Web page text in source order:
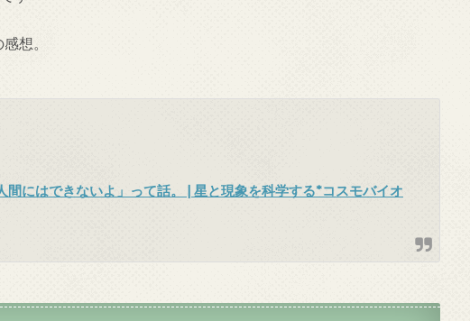
想。
間にはできないよ」って話。 | 星と現象を科学する*コスモバイオ